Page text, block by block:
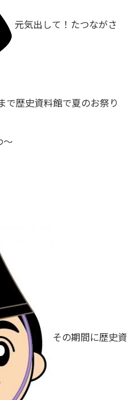
元気出して！たつながさ
で歴史資料館で夏のお祭り
その期間に歴史資